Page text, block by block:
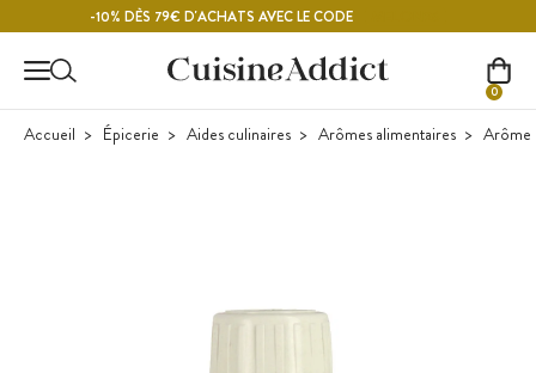
Contenu principal-10% DÈS 79€ D'ACHATS AVEC LE CODE
0
Accueil Épicerie Aides culinaires Arômes alimentaires Arôme